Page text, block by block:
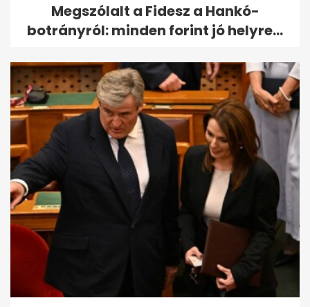
Megszólalt a Fidesz a Hankó-
botrányról: minden forint jó helyre...